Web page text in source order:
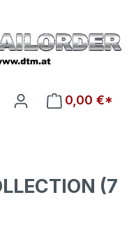
hast 0 Produkte auf
0,00 €*
(7